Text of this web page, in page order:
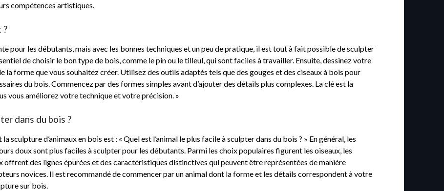
compétences artistiques.
?
pour les débutants, mais avec les bonnes techniques et un peu de pratique, il est tout à fait possible de sculpter
de choisir le bon type de bois, comme le pin ou le tilleul, qui sont faciles à travailler. Ensuite, dessinez votre
la forme que vous souhaitez créer. Utilisez des outils adaptés tels que des gouges et des ciseaux à bois pour
du bois. Commencez par des formes simples avant d’ajouter des détails plus complexes. La clé est la
vous améliorez votre technique et votre précision. »
dans du bois ?
sculpture d’animaux en bois est : « Quel est l’animal le plus facile à sculpter dans du bois ? » En général, les
doux sont plus faciles à sculpter pour les débutants. Parmi les choix populaires figurent les oiseaux, les
offrent des lignes épurées et des caractéristiques distinctives qui peuvent être représentées de manière
novices. Il est recommandé de commencer par un animal dont la forme et les détails correspondent à votre
sur bois.